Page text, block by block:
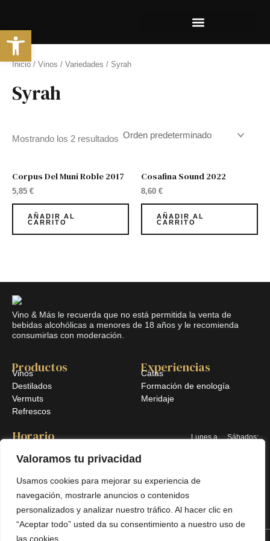
Valoramos tu privacidad
Usamos cookies para mejorar su experiencia de
navegación, mostrarle anuncios o contenidos
personalizados y analizar nuestro tráfico. Al hacer clic en
“Aceptar todo” usted da su consentimiento a nuestro uso de
las cookies.
contenido
Inicio/ Vinos / Variedades / Syrah
Syrah
Mostrando los 2 resultados
Corpus Del Muni Roble 2017
5,85 €
AÑADIR AL
CARRITO
Cosafina Sound 2022
8,60 €
AÑADIR AL
CARRITO
Vino & Más le recuerda que no está permitida la venta de
bebidas alcohólicas a menores de 18 años y le recomienda
consumirlas con moderación.
Productos
Vinos
Destilados
Vermuts
Refrescos
Experiencias
Catas
Formación de enología
Meridaje
Horario
Lunes a
14:00 &
20:30
Sábados:
Abrir barra de herramientas